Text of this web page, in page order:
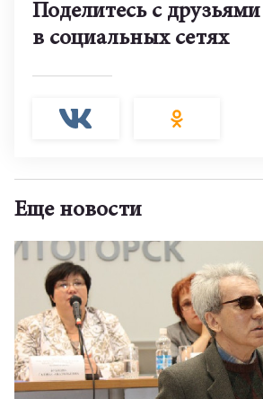
Поделитесь с
в социальных сетях
Еще новости